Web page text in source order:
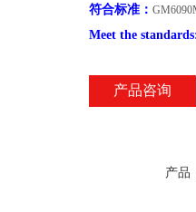
符合标准：
Meet the
产品咨询
产品